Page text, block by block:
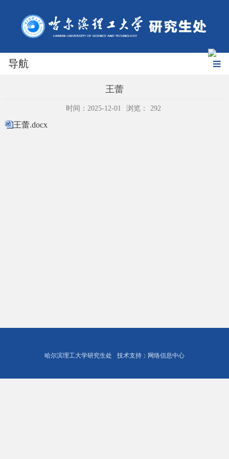
导航
王蕾
时间：2025-12-01 浏览： 292
王蕾.docx
哈尔滨理工大学研究生处 技术支持：网络信息中心